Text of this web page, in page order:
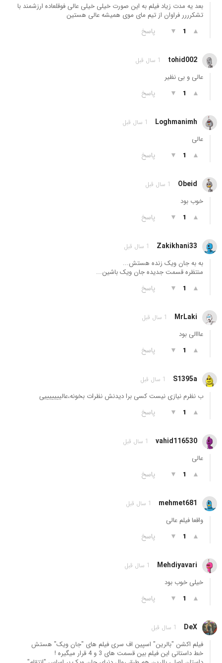
بعد یه مدت زیاد فیلم به این صورت خیلی خیلی عالی فوقلعاده ارزشمند با
تشکرررر فراوان از تیم مای موی همیشه عالی هستین
▲
1
▼ پاسخ
tohid002 1 سال قبل
عالی و بی نظیر
▲
1
▼ پاسخ
Loghmanimh 1 سال قبل
عالی
▲
1
▼ پاسخ
Obeid 1 سال قبل
خوب بود
▲
1
▼ پاسخ
Zakikhani33 1 سال قبل
به به جان ویک زنده هستش...
منتظره قسمت جدیده جان ویک باشین...
▲
1
▼ پاسخ
MrLaki 1 سال قبل
عااالی بود
▲
1
▼ پاسخ
S1395a 1 سال قبل
ب نظرم نیازی نیست کسی برا دیدنش نظرات بخونه،عالیییییییی
▲
1
▼ پاسخ
vahid116530 1 سال قبل
عالی
▲
1
▼ پاسخ
mehmet681 1 سال قبل
واقعا فیلم عالی
▲
1
▼ پاسخ
Mehdiyavari 1 سال قبل
خیلی خوب بود
▲
1
▼ پاسخ
DeX 1 سال قبل
فیلم اکشن "بالرین" اسپین اف سری فیلم های "جان ویک" هستش
خط داستانی این فیلم بین قسمت های 3 و 4 قرار میگیره !